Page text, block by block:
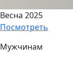
Весна 2025
Посмотреть
Мужчинам